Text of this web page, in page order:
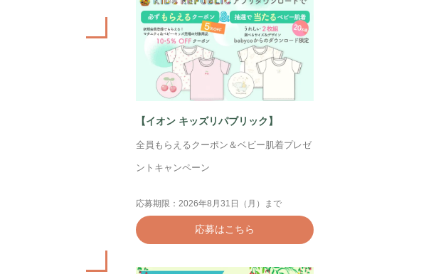
【イオン キッズリパブリック】
全員もらえるクーポン＆ベビー肌着プレゼ
ントキャンペーン
応募期限：2026年8月31日（月）まで
応募はこちら